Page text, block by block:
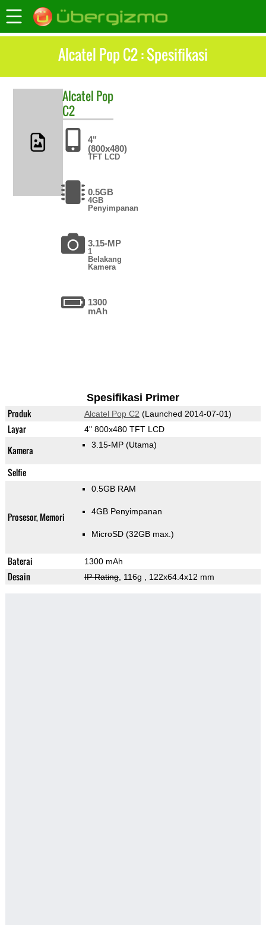
Alcatel Pop C2 : Spesifikasi
Alcatel Pop
C2
4"
(800x480)
TFT LCD
0.5GB
4GB
Penyimpanan
3.15-MP
1
Belakang
Kamera
1300
mAh
Spesifikasi Primer
Produk Alcatel Pop C2 (Launched 2014-07-01)
Layar 4" 800x480 TFT LCD
Kamera 3.15-MP (Utama)
Selfie
Prosesor, Memori
0.5GB RAM
4GB Penyimpanan
MicroSD (32GB max.)
Baterai 1300 mAh
Desain IP Rating, 116g , 122x64.4x12 mm